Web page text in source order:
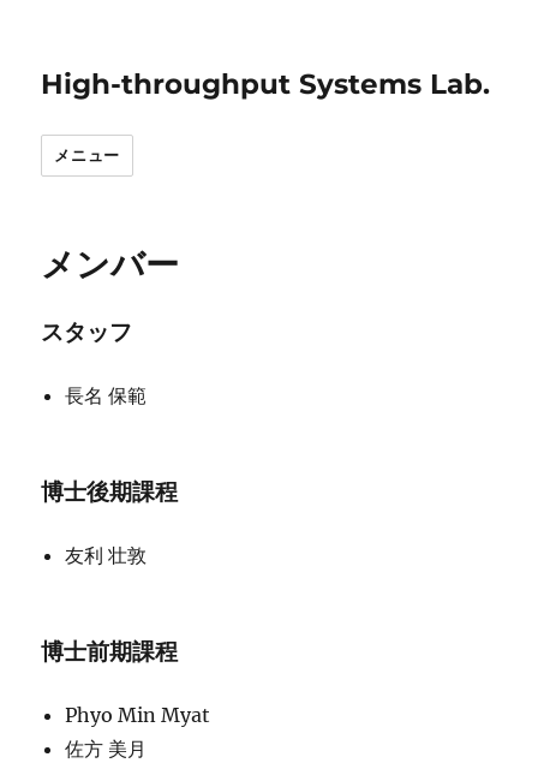
High-throughput Systems Lab.
メニュー
メンバー
スタッフ
長名 保範
博士後期課程
友利 壮敦
博士前期課程
Phyo Min Myat
佐方 美月